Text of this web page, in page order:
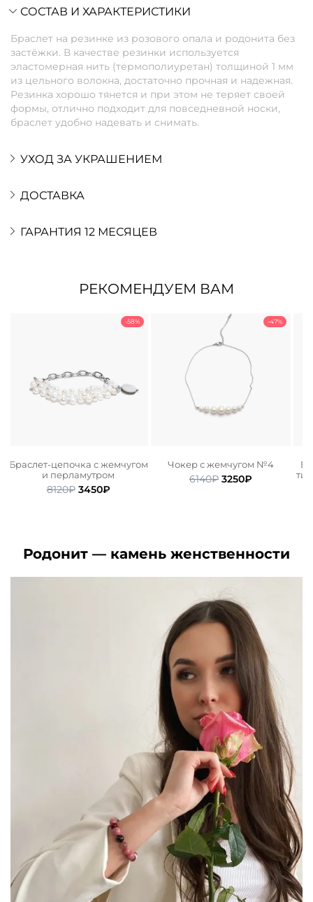
СОСТАВ И ХАРАКТЕРИСТИКИ
Браслет на резинке из розового опала и родонита без
застёжки. В качестве резинки используется
эластомерная нить (термополиуретан) толщиной 1 мм
из цельного волокна, достаточно прочная и надежная.
Резинка хорошо тянется и при этом не теряет своей
формы, отлично подходит для повседневной носки,
браслет удобно надевать и снимать.
УХОД ЗА УКРАШЕНИЕМ
ДОСТАВКА
ГАРАНТИЯ 12 МЕСЯЦЕВ
РЕКОМЕНДУЕМ ВАМ
-58%
Браслет-цепочка с жемчугом
и перламутром
8120₽ Первоначальная
3450₽Текущая
-47%
Чокер с жемчугом №4
6140₽ Первоначальная
3250₽
Родонит — камень женственности